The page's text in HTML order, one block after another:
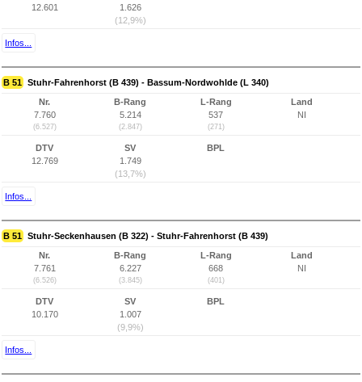
12.601
1.626
(12,9%)
Infos...
B 51 Stuhr-Fahrenhorst (B 439) - Bassum-Nordwohlde (L 340)
Nr.
7.760
(6.527)
B-Rang
5.214
(2.847)
L-Rang
537
(271)
Land
NI
DTV
12.769
SV
1.749
(13,7%)
BPL
Infos...
B 51 Stuhr-Seckenhausen (B 322) - Stuhr-Fahrenhorst (B 439)
Nr.
7.761
(6.526)
B-Rang
6.227
(3.845)
L-Rang
668
(401)
Land
NI
DTV
10.170
SV
1.007
(9,9%)
BPL
Infos...